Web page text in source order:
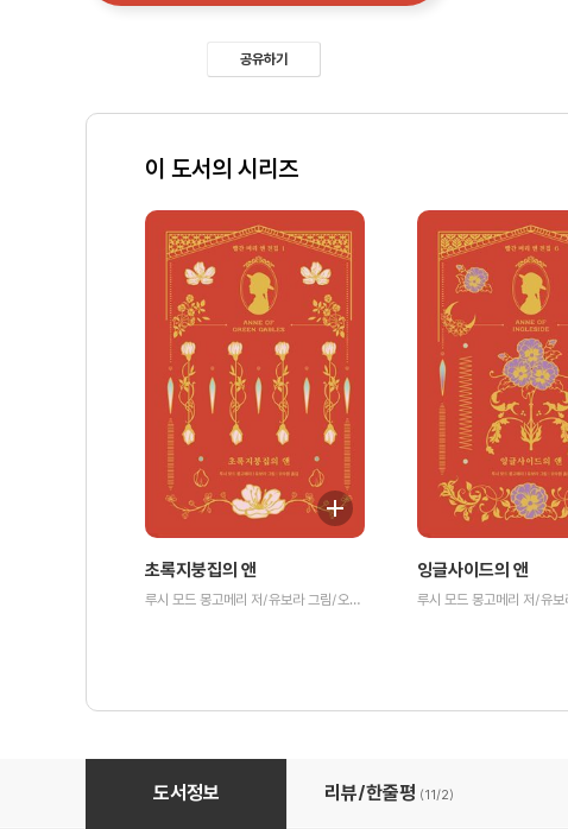
공유하기
이 도서의 시리즈
초록지붕집의 앤
루시 모드 몽고메리 저/유보라 그림/오수원 역
잉글사이드의 앤
앤의 꿈의 집도서정보 리뷰/한줄평 (11/2)